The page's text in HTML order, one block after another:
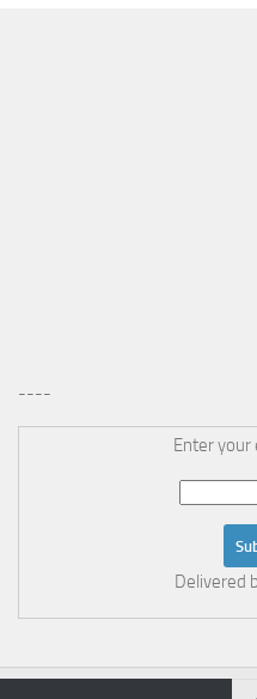
----
Enter your
Delivered